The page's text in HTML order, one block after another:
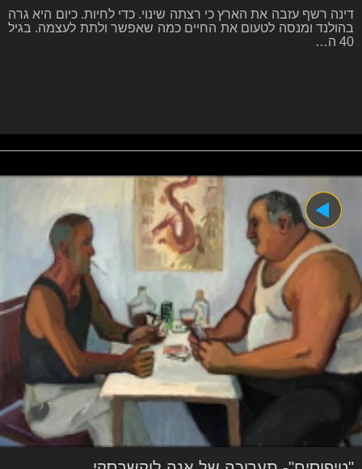
דינה רשף עזבה את הארץ כי רצתה שינוי. כדי לחיות. כיום היא גרה
בהולנד ומנסה לטעום את החיים כמה שאפשר ולתת לעצמה. בגיל
40 ה…